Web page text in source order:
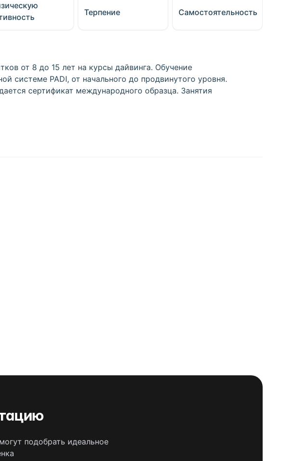
Терпение Самостоятельность
от 8 до 15 лет на курсы дайвинга. Обучение
системе PADI, от начального до продвинутого уровня.
сертификат международного образца. Занятия
подобрать идеальное